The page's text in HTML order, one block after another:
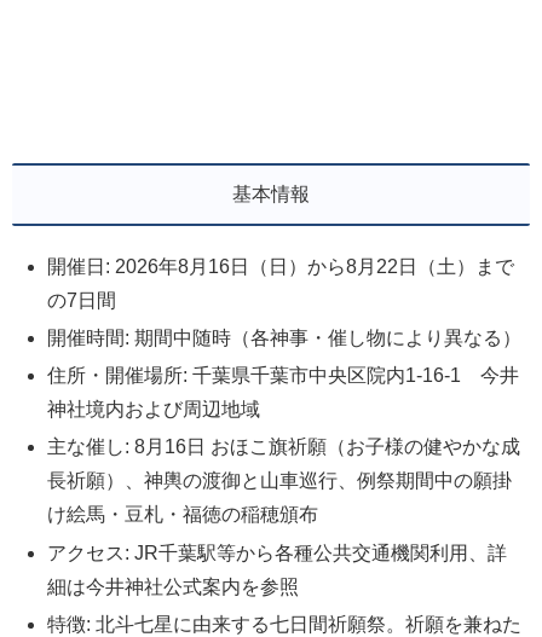
基本情報
開催日: 2026年8月16日（日）から8月22日（土）まで
の7日間
開催時間: 期間中随時（各神事・催し物により異なる）
住所・開催場所: 千葉県千葉市中央区院内1-16-1 今井
神社境内および周辺地域
主な催し: 8月16日 おほこ旗祈願（お子様の健やかな成
長祈願）、神輿の渡御と山車巡行、例祭期間中の願掛
け絵馬・豆札・福徳の稲穂頒布
アクセス: JR千葉駅等から各種公共交通機関利用、詳
細は今井神社公式案内を参照
特徴: 北斗七星に由来する七日間祈願祭。祈願を兼ねた